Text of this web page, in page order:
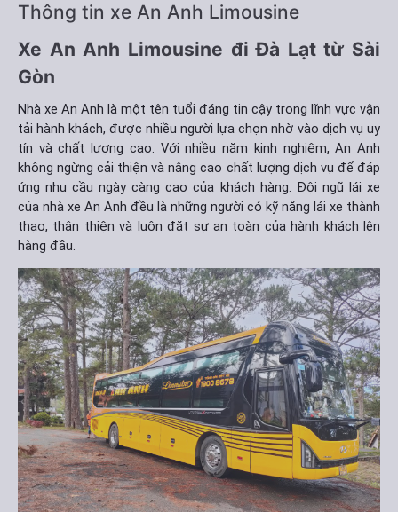
Thông tin xe An Anh Limousine
Xe An Anh Limousine đi Đà Lạt từ Sài
Gòn
Nhà xe An Anh là một tên tuổi đáng tin cậy trong lĩnh vực vận
tải hành khách, được nhiều người lựa chọn nhờ vào dịch vụ uy
tín và chất lượng cao. Với nhiều năm kinh nghiệm, An Anh
không ngừng cải thiện và nâng cao chất lượng dịch vụ để đáp
ứng nhu cầu ngày càng cao của khách hàng. Đội ngũ lái xe
của nhà xe An Anh đều là những người có kỹ năng lái xe thành
thạo, thân thiện và luôn đặt sự an toàn của hành khách lên
hàng đầu.